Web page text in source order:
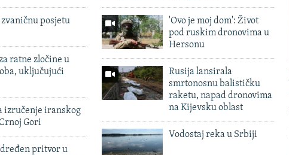
posjetu
ratne zločine u
uključujući
izručenje iranskog
Gori
pritvor u
'Ovo je moj dom': Život
pod ruskim dronovima u
Hersonu
Rusija lansirala
smrtonosnu balističku
raketu, napad dronovima
na Kijevsku oblast
Vodostaj reka u Srbiji